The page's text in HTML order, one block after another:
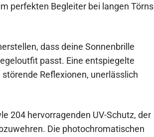
perfekten Begleiter bei langen Törns
dass deine Sonnenbrille
passt. Eine entspiegelte
Reflexionen, unerlässlich
204 hervorragenden UV-Schutz, der
Die photochromatischen